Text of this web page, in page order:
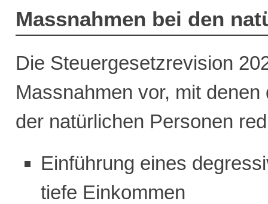
Massnahmen bei den
Die Steuergesetzrevision
Massnahmen vor, mit
der natürlichen Personen
Einführung eines
tiefe Einkommen